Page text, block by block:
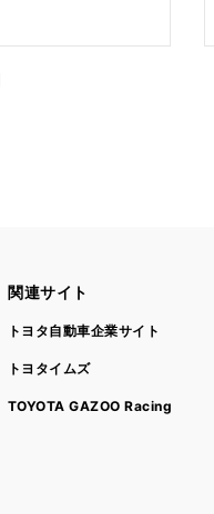
関連サイト
トヨタ自動車企業サイト
トヨタイムズ
TOYOTA GAZOO Racing